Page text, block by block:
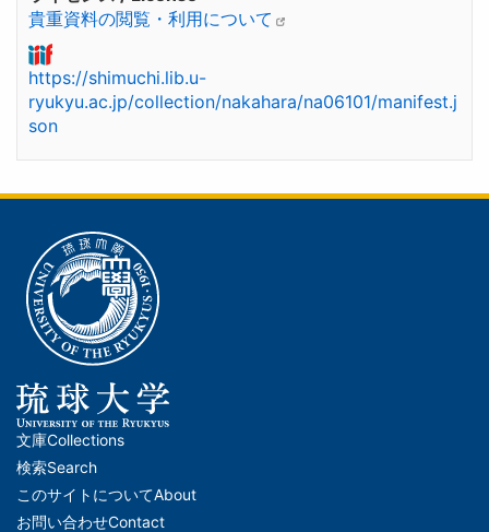
貴重資料の閲覧・利用について
https://shimuchi.lib.u-
ryukyu.ac.jp/collection/nakahara/na06101/manifest.j
son
メ
イ
文庫Collections
検索Search
このサイトについてAbout
お問い合わせContact